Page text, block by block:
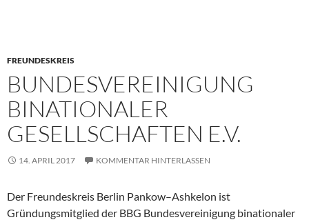
FREUNDESKREIS
BUNDESVEREINIGUNG
BINATIONALER
GESELLSCHAFTEN E.V.
14. APRIL 2017 KOMMENTAR HINTERLASSEN
Der Freundeskreis Berlin Pankow–Ashkelon ist
Gründungsmitglied der BBG Bundesvereinigung binationaler